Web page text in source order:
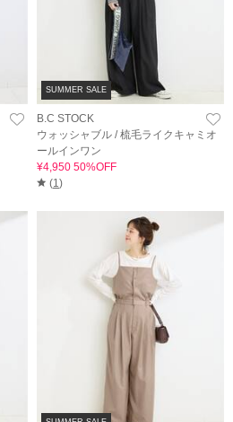
SUMMER SALE
B.C STOCK
ウォッシャブル / 梳毛ライクキャミオ
ールインワン
¥4,950 50%OFF
(1)